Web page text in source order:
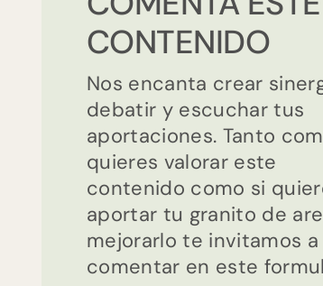
CONTENIDO
Nos encanta crear
debatir y escuchar tus
aportaciones. Tanto
quieres valorar este
contenido como si
aportar tu granito de
mejorarlo te invitamos a
comentar en este